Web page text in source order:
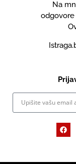
Na
odgovore